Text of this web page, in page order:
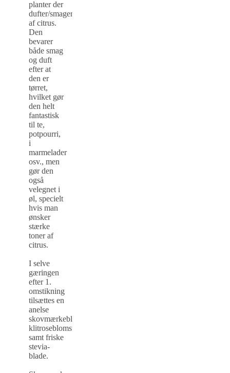
planter der
dufter/smager
af citrus.
Den
bevarer
både smag
og duft
efter at
den er
tørret,
hvilket gør
den helt
fantastisk
til te,
potpourri,
i
marmelader
osv., men
gør den
også
velegnet i
øl, specielt
hvis man
ønsker
stærke
toner af
citrus.
I selve
gæringen
efter 1.
omstikning
tilsættes en
anelse
skovmærkeblomst,
klitroseblomst
samt friske
stevia-
blade.